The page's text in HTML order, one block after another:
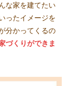
な家を建てたい
ったイメージを
分かってくるの
づくりができま